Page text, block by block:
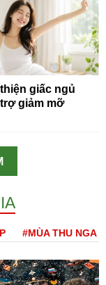
giấc ngủ
giảm mỡ
#MÙA THU NGA